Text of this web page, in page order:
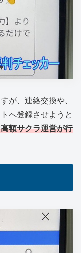
が、連絡交換や、
へ登録させようと
額サクラ運営が行